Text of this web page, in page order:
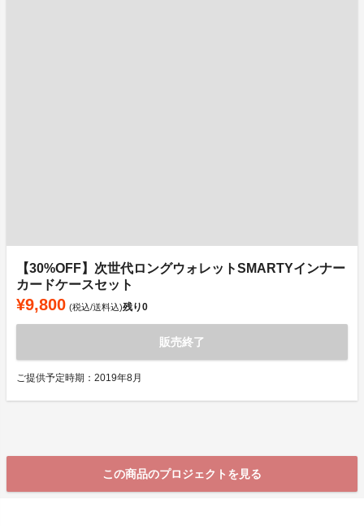
【30%OFF】次世代ロングウォレットSMARTYインナー
カードケースセット
¥9,800 (税込/送料込)残り0
販売終了
ご提供予定時期：2019年8月
この商品のプロジェクトを見る